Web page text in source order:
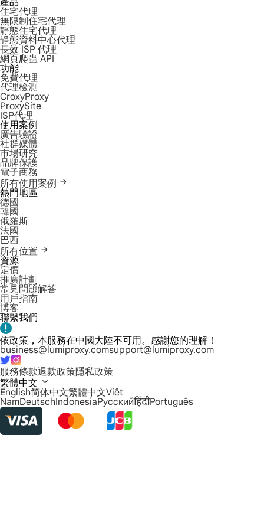
產品
住宅代理
無限制住宅代理
靜態住宅代理
靜態資料中心代理
長效 ISP 代理
網頁爬蟲 API
功能
免費代理
代理檢測
CroxyProxy
ProxySite
ISP代理
使用案例
廣告驗證
社群媒體
市場研究
品牌保護
電子商務
所有使用案例
熱門地區
德國
韓國
俄羅斯
法國
巴西
所有位置
資源
定價
推廣計劃
常見問題解答
用戶指南
博客
聯繫我們
依政策，本服務在中國大陸不可用。感謝您的理解！
business@lumiproxy.comsupport@lumiproxy.com
服務條款退款政策隱私政策
繁體中文
English简体中文繁體中文Việt
NamDeutschIndonesiaРусскийहिंदीPortuguês